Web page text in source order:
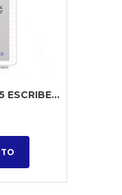
ESCRIBE...